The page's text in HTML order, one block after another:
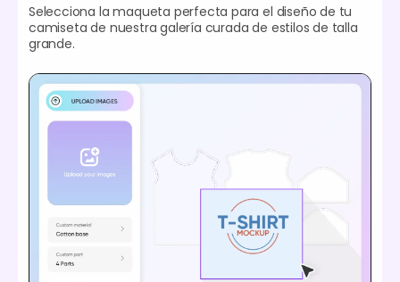
Selecciona la maqueta perfecta para el diseño de tu
camiseta de nuestra galería curada de estilos de talla
grande.